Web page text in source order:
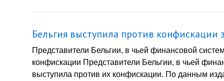
Бельгия выступила против
Представители Бельгии, в чьей финансовой
конфискации Представители Бельгии, в чьей
выступила против их конфискации. По данным